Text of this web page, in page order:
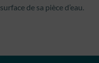
de sa pièce d’eau.